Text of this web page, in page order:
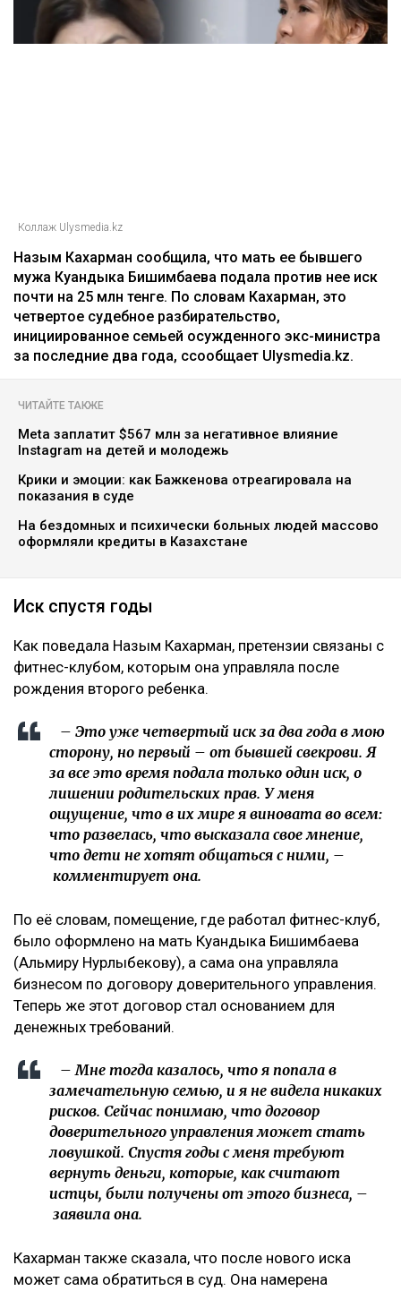
Коллаж Ulysmedia.kz
Назым Кахарман сообщила, что мать ее бывшего
мужа Куандыка Бишимбаева подала против нее иск
почти на 25 млн тенге. По словам Кахарман, это
четвертое судебное разбирательство,
инициированное семьей осужденного экс-министра
за последние два года, ссообщает Ulysmedia.kz.
ЧИТАЙТЕ ТАКЖЕ
Meta заплатит $567 млн за негативное влияние
Instagram на детей и молодежь
Крики и эмоции: как Бажкенова отреагировала на
показания в суде
На бездомных и психически больных людей массово
оформляли кредиты в Казахстане
Иск спустя годы
Как поведала Назым Кахарман, претензии связаны с
фитнес-клубом, которым она управляла после
рождения второго ребенка.
– Это уже четвертый иск за два года в мою
сторону, но первый – от бывшей свекрови. Я
за все это время подала только один иск, о
лишении родительских прав. У меня
ощущение, что в их мире я виновата во всем:
что развелась, что высказала свое мнение,
что дети не хотят общаться с ними, –
комментирует она.
По её словам, помещение, где работал фитнес-клуб,
было оформлено на мать Куандыка Бишимбаева
(Альмиру Нурлыбекову), а сама она управляла
бизнесом по договору доверительного управления.
Теперь же этот договор стал основанием для
денежных требований.
– Мне тогда казалось, что я попала в
замечательную семью, и я не видела никаких
рисков. Сейчас понимаю, что договор
доверительного управления может стать
ловушкой. Спустя годы с меня требуют
вернуть деньги, которые, как считают
истцы, были получены от этого бизнеса, –
заявила она.
Кахарман также сказала, что после нового иска
может сама обратиться в суд. Она намерена